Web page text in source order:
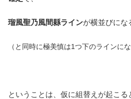
瑠風聖乃風間縣ラインが横並びにな
（と同時に極美慎は1つ下のラインにな
ということは、仮に組替えが起こる